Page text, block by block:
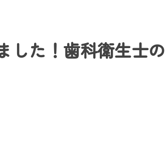
した！歯科衛生士